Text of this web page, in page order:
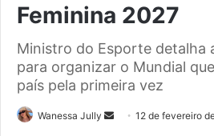
Feminina 2027
Ministro do Esporte detalha
para organizar o Mundial
país pela primeira vez
Wanessa Jully 12 de fevereiro